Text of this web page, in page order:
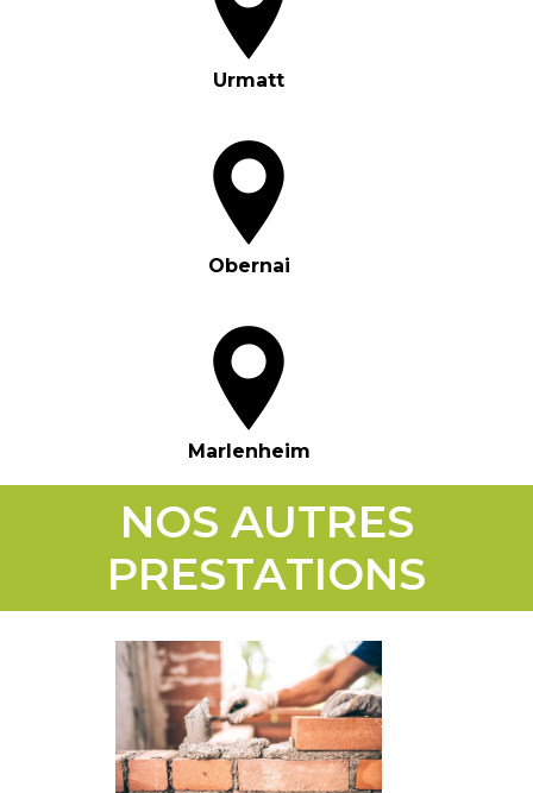
Urmatt
Obernai
Marlenheim
NOS AUTRES
PRESTATIONS